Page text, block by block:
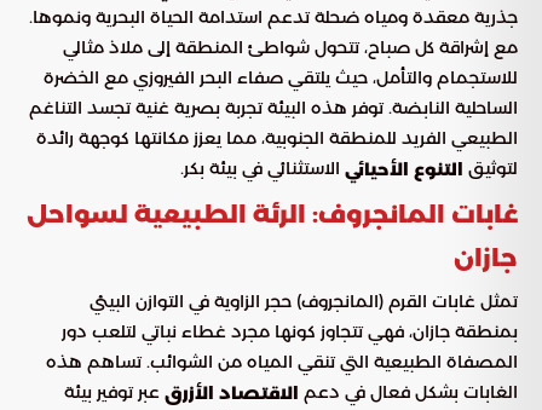
جذرية معقدة ومياه ضحلة تدعم استدامة الحياة البحرية ونموها.
مع إشراقة كل صباح، تتحول شواطئ المنطقة إلى ملاذ مثالي
للاستجمام والتأمل، حيث يلتقي صفاء البحر الفيروزي مع الخضرة
الساحلية النابضة. توفر هذه البيئة تجربة بصرية غنية تجسد التناغم
الطبيعي الفريد للمنطقة الجنوبية، مما يعزز مكانتها كوجهة رائدة
لتوثيق التنوع الأحيائي الاستثنائي في بيئة بكر.
غابات المانجروف: الرئة الطبيعية لسواحل
جازان
تمثل غابات القرم (المانجروف) حجر الزاوية في التوازن البيئي
بمنطقة جازان، فهي تتجاوز كونها مجرد غطاء نباتي لتلعب دور
المصفاة الطبيعية التي تنقي المياه من الشوائب. تساهم هذه
الغابات بشكل فعال في دعم الاقتصاد الأزرق عبر توفير بيئة